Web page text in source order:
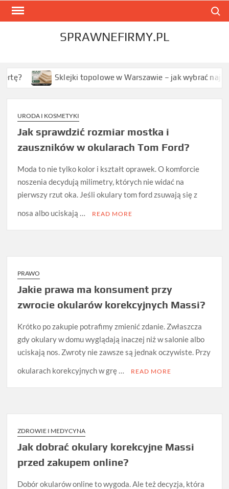
Skip
SPRAWNEFIRMY.PL
Sklejki topolowe w Warszawie – jak wybrać najlepszą
URODA I KOSMETYKI
Jak sprawdzić rozmiar mostka i
zauszników w okularach Tom Ford?
Moda to nie tylko kolor i kształt oprawek. O komforcie
noszenia decydują milimetry, których nie widać na
pierwszy rzut oka. Jeśli okulary tom ford zsuwają się z
nosa albo uciskają …
READ MORE
PRAWO
Jakie prawa ma konsument przy
zwrocie okularów korekcyjnych Massi?
Krótko po zakupie potrafimy zmienić zdanie. Zwłaszcza
gdy okulary w domu wyglądają inaczej niż w salonie albo
uciskają nos. Zwroty nie zawsze są jednak oczywiste. Przy
okularach korekcyjnych w grę …
READ MORE
ZDROWIE I MEDYCYNA
Jak dobrać okulary korekcyjne Massi
przed zakupem online?
Dobór okularów online to wygoda. Ale też decyzja, która